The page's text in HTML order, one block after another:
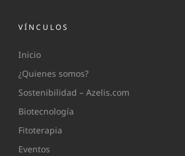
VÍNCULOS
Inicio
¿Quienes somos?
Sostenibilidad – Azelis.com
Biotecnología
Fitoterapia
Eventos